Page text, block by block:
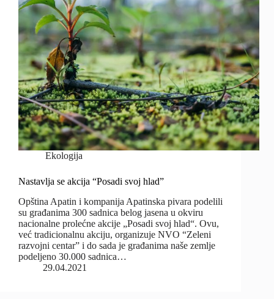
Ekologija
Nastavlja se akcija “Posadi svoj hlad”
Opština Apatin i kompanija Apatinska pivara podelili
su građanima 300 sadnica belog jasena u okviru
nacionalne prolećne akcije „Posadi svoj hlad“. Ovu,
već tradicionalnu akciju, organizuje NVO “Zeleni
razvojni centar” i do sada je građanima naše zemlje
podeljeno 30.000 sadnica…
29.04.2021